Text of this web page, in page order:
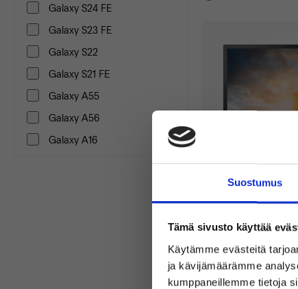
Suostumus
Tämä sivusto käyttää
Käytämme evästeitä
ja kävijämäärämme
kumppaneillemme tietoja
Galaxy S24 FE
Galaxy S23 FE
Galaxy S22
Galaxy S21 FE
Galaxy A55
Galaxy A56
Galaxy A16
SAMSUNG
PLS
27"